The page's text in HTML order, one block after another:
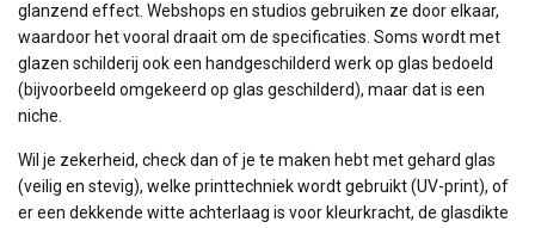
glanzend effect. Webshops en studios gebruiken ze door elkaar,
waardoor het vooral draait om de specificaties. Soms wordt met
glazen schilderij ook een handgeschilderd werk op glas bedoeld
(bijvoorbeeld omgekeerd op glas geschilderd), maar dat is een
niche.
Wil je zekerheid, check dan of je te maken hebt met gehard glas
(veilig en stevig), welke printtechniek wordt gebruikt (UV-print), of
er een dekkende witte achterlaag is voor kleurkracht, de glasdikte